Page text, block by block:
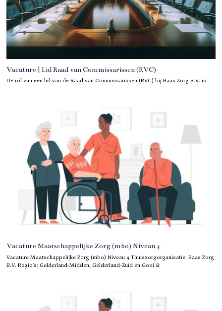
Vacature | Lid Raad van Commissarissen (RVC)
De rol van een lid van de Raad van Commissarissen (RVC) bij Baas Zorg B.V. is
Vacature Maatschappelijke Zorg (mbo) Niveau 4
Vacature Maatschappelijke Zorg (mbo) Niveau 4 Thuiszorgorganisatie: Baas Zorg
B.V. Regio’s: Gelderland-Midden, Gelderland-Zuid en Gooi &